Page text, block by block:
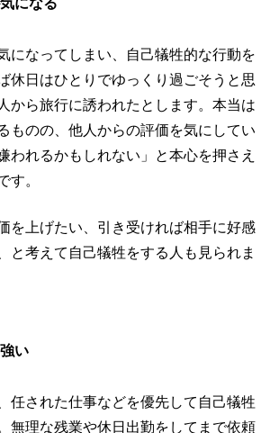
になる
になってしまい、自己犠牲的な行動を
休日はひとりでゆっくり過ごそうと思
から旅行に誘われたとします。本当は
ものの、他人からの評価を気にしてい
われるかもしれない」と本心を押さえ
す。
を上げたい、引き受ければ相手に好感
と考えて自己犠牲をする人も見られま
い
任された仕事などを優先して自己犠牲
無理な残業や休日出勤をしてまで依頼